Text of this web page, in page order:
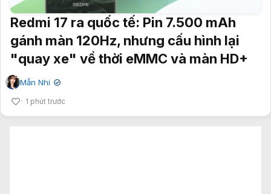
Redmi 17 ra quốc tế: Pin 7.500 mAh
gánh màn 120Hz, nhưng cấu hình lại
"quay xe" về thời eMMC và màn HD+
Mẫn Nhi ✔
1 phút trước